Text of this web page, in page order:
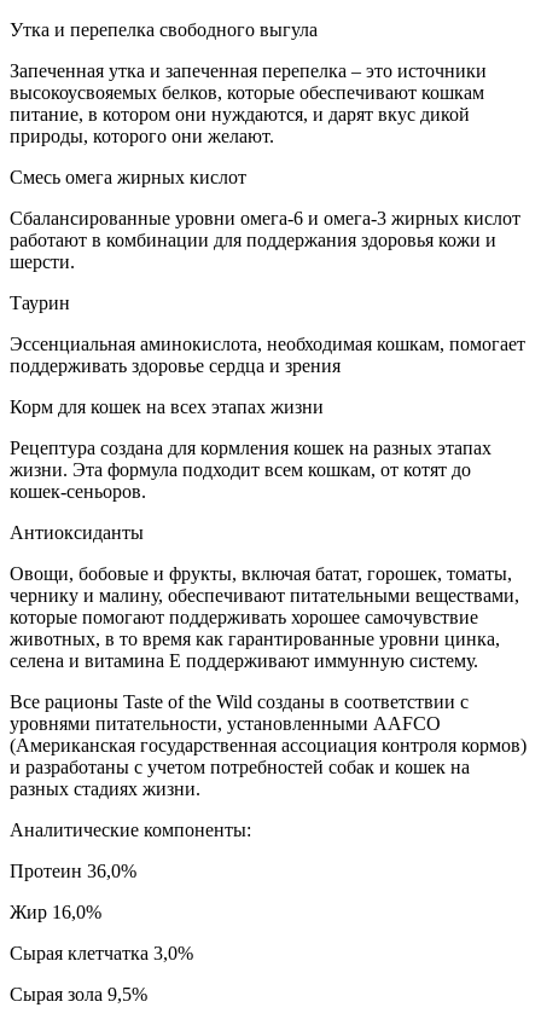
Утка и перепелка свободного выгула
Запеченная утка и запеченная перепелка – это источники
высокоусвояемых белков, которые обеспечивают кошкам
питание, в котором они нуждаются, и дарят вкус дикой
природы, которого они желают.
Смесь омега жирных кислот
Сбалансированные уровни омега-6 и омега-3 жирных кислот
работают в комбинации для поддержания здоровья кожи и
шерсти.
Таурин
Эссенциальная аминокислота, необходимая кошкам, помогает
поддерживать здоровье сердца и зрения
Корм для кошек на всех этапах жизни
Рецептура создана для кормления кошек на разных этапах
жизни. Эта формула подходит всем кошкам, от котят до
кошек-сеньоров.
Антиоксиданты
Овощи, бобовые и фрукты, включая батат, горошек, томаты,
чернику и малину, обеспечивают питательными веществами,
которые помогают поддерживать хорошее самочувствие
животных, в то время как гарантированные уровни цинка,
селена и витамина Е поддерживают иммунную систему.
Все рационы Taste of the Wild созданы в соответствии с
уровнями питательности, установленными AAFCO
(Американская государственная ассоциация контроля кормов)
и разработаны с учетом потребностей собак и кошек на
разных стадиях жизни.
Аналитические компоненты:
Протеин 36,0%
Жир 16,0%
Сырая клетчатка 3,0%
Сырая зола 9,5%